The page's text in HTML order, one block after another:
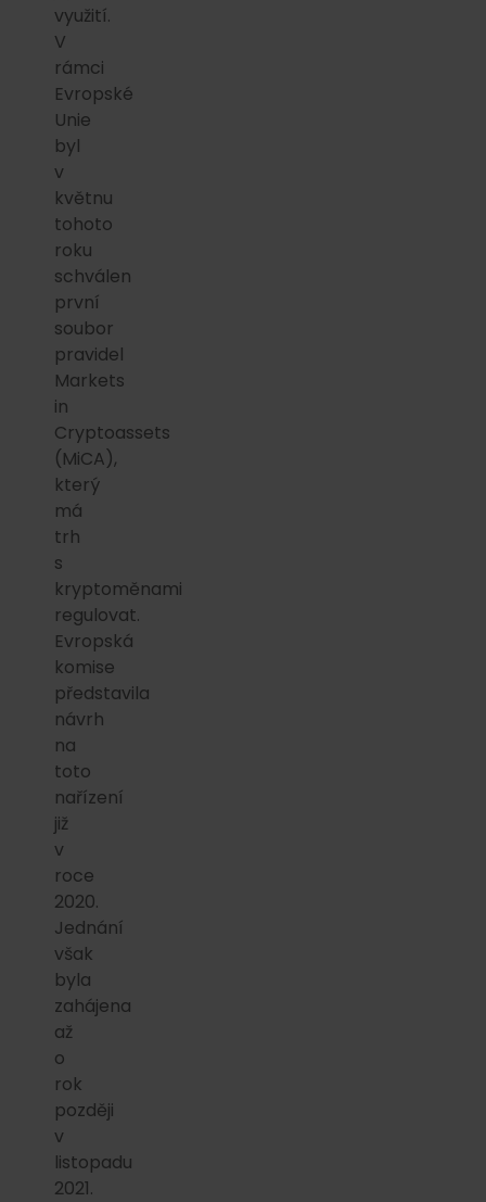
využití.
V
rámci
Evropské
Unie
byl
v
květnu
tohoto
roku
schválen
první
soubor
pravidel
Markets
in
Cryptoassets
(MiCA),
který
má
trh
s
kryptoměnami
regulovat.
Evropská
komise
představila
návrh
na
toto
nařízení
již
v
roce
2020.
Jednání
však
byla
zahájena
až
o
rok
později
v
listopadu
2021.